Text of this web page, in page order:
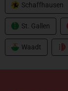
Schaffhausen
St. Gallen
Waadt